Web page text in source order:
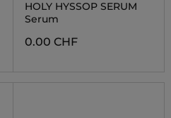
HOLY HYSSOP SERUM
Serum
0.00 CHF